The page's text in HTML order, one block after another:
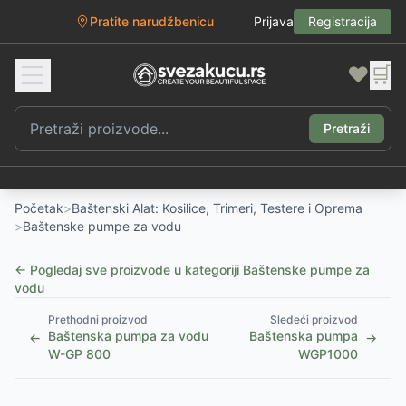
Pratite narudžbenicu Prijava Registracija
❤️ 🛒
Pretraži
Početak>Baštenski Alat: Kosilice, Trimeri, Testere i Oprema
>Baštenske pumpe za vodu
← Pogledaj sve proizvode u kategoriji Baštenske pumpe za
vodu
←
Prethodni proizvod
Baštenska pumpa za vodu
W-GP 800
Sledeći proizvod
Baštenska pumpa
WGP1000
→